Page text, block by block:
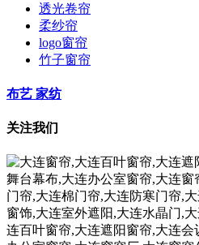
透光卷帘
柔纱帘
logo窗帘
竹子窗帘
布艺 家纺
关注我们